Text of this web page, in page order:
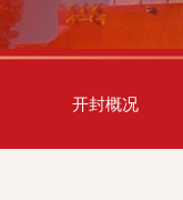
开封概况